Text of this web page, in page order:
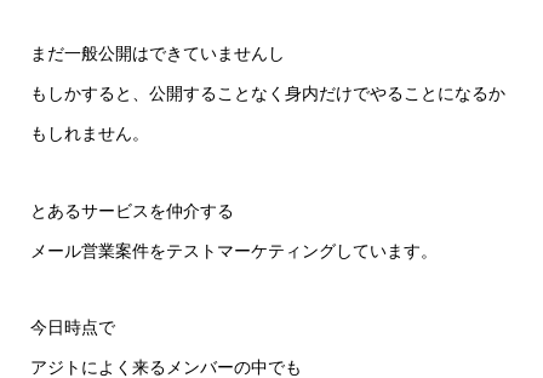
まだ一般公開はできていませんし
もしかすると、公開することなく身内だけでやることになるか
もしれません。
とあるサービスを仲介する
メール営業案件をテストマーケティングしています。
今日時点で
アジトによく来るメンバーの中でも